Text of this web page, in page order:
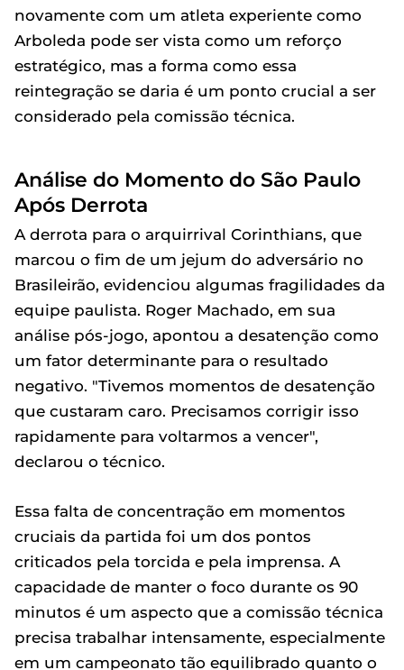
novamente com um atleta experiente como
Arboleda pode ser vista como um reforço
estratégico, mas a forma como essa
reintegração se daria é um ponto crucial a ser
considerado pela comissão técnica.
Análise do Momento do São Paulo
Após Derrota
A derrota para o arquirrival Corinthians, que
marcou o fim de um jejum do adversário no
Brasileirão, evidenciou algumas fragilidades da
equipe paulista. Roger Machado, em sua
análise pós-jogo, apontou a desatenção como
um fator determinante para o resultado
negativo. "Tivemos momentos de desatenção
que custaram caro. Precisamos corrigir isso
rapidamente para voltarmos a vencer",
declarou o técnico.
Essa falta de concentração em momentos
cruciais da partida foi um dos pontos
criticados pela torcida e pela imprensa. A
capacidade de manter o foco durante os 90
minutos é um aspecto que a comissão técnica
precisa trabalhar intensamente, especialmente
em um campeonato tão equilibrado quanto o